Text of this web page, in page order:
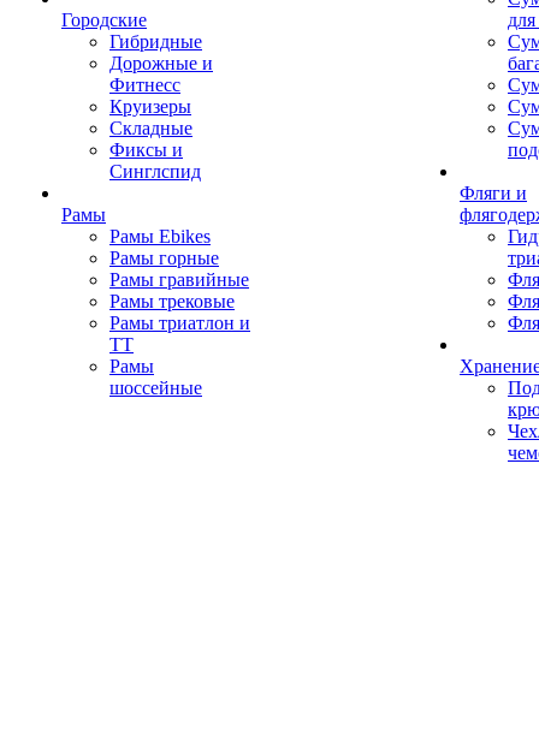
Городские
Гибридные
Дорожные и
Фитнесс
Круизеры
Складные
Фиксы и
Синглспид
Рамы
Рамы Ebikes
Рамы горные
Рамы гравийные
Рамы трековые
Рамы триатлон и
ТТ
Рамы
шоссейные
Фляги и